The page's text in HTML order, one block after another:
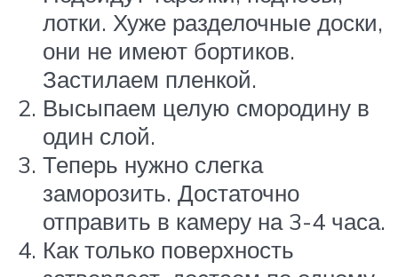
лотки. Хуже разделочные доски,
они не имеют бортиков.
Застилаем пленкой.
Высыпаем целую смородину в
один слой.
Теперь нужно слегка
заморозить. Достаточно
отправить в камеру на 3-4 часа.
Как только поверхность